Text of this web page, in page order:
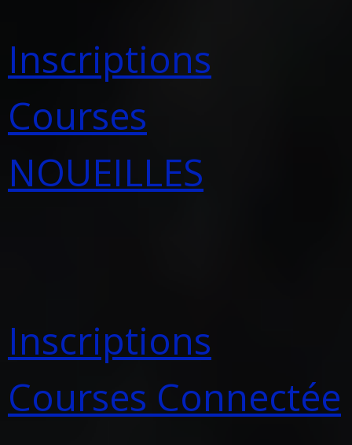
Inscriptions
Courses
NOUEILLES
Inscriptions
Courses Connectée